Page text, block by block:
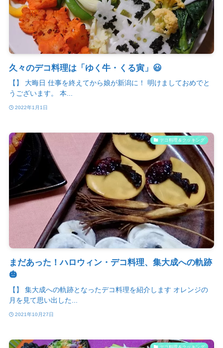
久々のデコ料理は「ゆく牛・くる寅」😃
【】 大晦日 仕事を終えてから娘が新潟に！ 明けましておめでと
うございます。 本...
2022年1月1日
デコ料理＆クッキング
まだあった！ハロウィン・デコ料理、集大成への軌跡
🎃
【】 集大成への軌跡となったデコ料理を紹介します オレンジの
月を見て思い出した...
2021年10月27日
デコ料理＆クッキング